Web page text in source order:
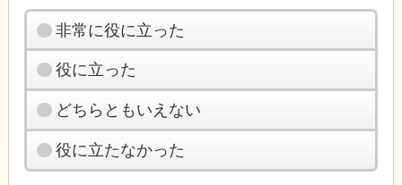
非常に役に立った
役に立った
どちらともいえない
役に立たなかった